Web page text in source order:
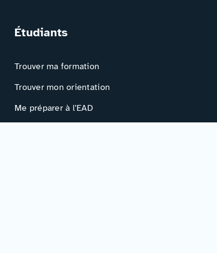
Étudiants
Trouver ma formation
Trouver mon orientation
Me préparer à l’EAD